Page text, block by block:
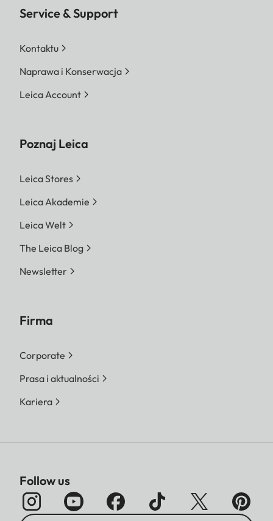
Service & Support
Kontaktu
Naprawa i Konserwacja
Leica Account
Poznaj Leica
Leica Stores
Leica Akademie
Leica Welt
The Leica Blog
Newsletter
Firma
Corporate
Prasa i aktualności
Kariera
Follow us